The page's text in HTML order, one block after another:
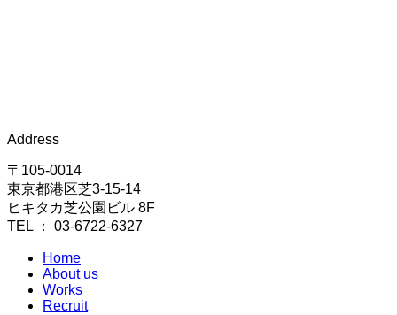
Address
〒105-0014
東京都港区芝3-15-14
ヒキタカ芝公園ビル 8F
TEL ： 03-6722-6327
Home
About us
Works
Recruit